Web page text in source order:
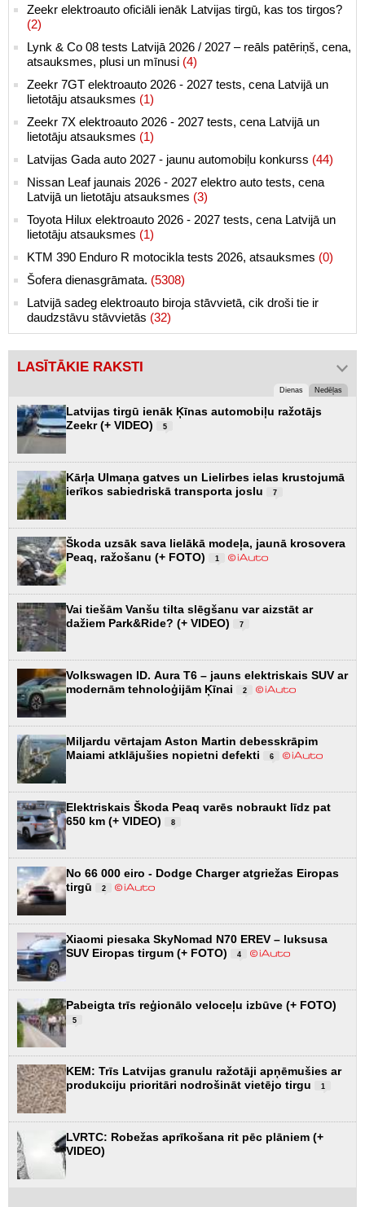
Zeekr elektroauto oficiāli ienāk Latvijas tirgū, kas tos tirgos?
(2)
Lynk & Co 08 tests Latvijā 2026 / 2027 – reāls patēriņš, cena,
atsauksmes, plusi un mīnusi (4)
Zeekr 7GT elektroauto 2026 - 2027 tests, cena Latvijā un
lietotāju atsauksmes (1)
Zeekr 7X elektroauto 2026 - 2027 tests, cena Latvijā un
lietotāju atsauksmes (1)
Latvijas Gada auto 2027 - jaunu automobiļu konkurss (44)
Nissan Leaf jaunais 2026 - 2027 elektro auto tests, cena
Latvijā un lietotāju atsauksmes (3)
Toyota Hilux elektroauto 2026 - 2027 tests, cena Latvijā un
lietotāju atsauksmes (1)
KTM 390 Enduro R motocikla tests 2026, atsauksmes (0)
Šofera dienasgrāmata. (5308)
Latvijā sadeg elektroauto biroja stāvvietā, cik droši tie ir
daudzstāvu stāvvietās (32)
LASĪTĀKIE RAKSTI
Dienas Nedēļas
Latvijas tirgū ienāk Ķīnas automobiļu ražotājs
Zeekr (+ VIDEO)
5
Kārļa Ulmaņa gatves un Lielirbes ielas krustojumā
ierīkos sabiedriskā transporta joslu
7
Škoda uzsāk sava lielākā modeļa, jaunā krosovera
Peaq, ražošanu (+ FOTO)
1
Vai tiešām Vanšu tilta slēgšanu var aizstāt ar
dažiem Park&Ride? (+ VIDEO)
7
Volkswagen ID. Aura T6 – jauns elektriskais SUV ar
modernām tehnoloģijām Ķīnai
2
Miljardu vērtajam Aston Martin debesskrāpim
Maiami atklājušies nopietni defekti
6
Elektriskais Škoda Peaq varēs nobraukt līdz pat
650 km (+ VIDEO)
8
No 66 000 eiro - Dodge Charger atgriežas Eiropas
tirgū
2
Xiaomi piesaka SkyNomad N70 EREV – luksusa
SUV Eiropas tirgum (+ FOTO)
4
Pabeigta trīs reģionālo veloceļu izbūve (+ FOTO)
5
KEM: Trīs Latvijas granulu ražotāji apņēmušies ar
produkciju prioritāri nodrošināt vietējo tirgu
1
LVRTC: Robežas aprīkošana rit pēc plāniem (+
VIDEO)